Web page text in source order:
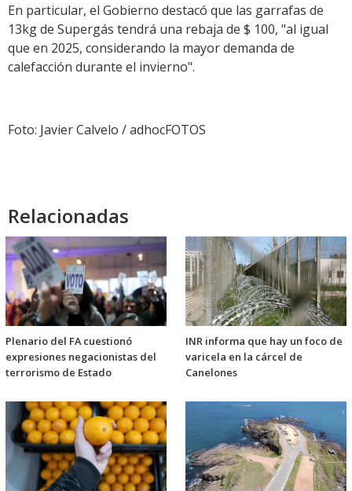
En particular, el Gobierno destacó que las garrafas de
13kg de Supergás tendrá una rebaja de $ 100, "al igual
que en 2025, considerando la mayor demanda de
calefacción durante el invierno".
Foto: Javier Calvelo / adhocFOTOS
Relacionadas
Plenario del FA cuestionó
expresiones negacionistas del
terrorismo de Estado
INR informa que hay un foco de
varicela en la cárcel de
Canelones